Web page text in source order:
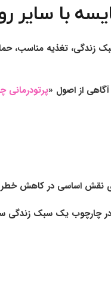
با سایر
زندگی، تغذیه مناسب،
آگاهی از اصول «
نقش اساسی در کاهش
یک سبک زندگی